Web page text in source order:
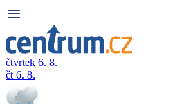
čtvrtek 6. 8.
čt 6. 8.